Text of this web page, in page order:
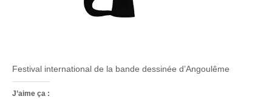
Festival international de la bande dessinée d’Angoulême
J’aime ça :